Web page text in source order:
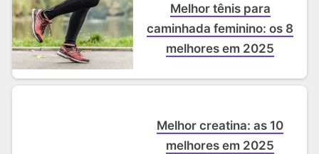
Melhor tênis para
caminhada feminino: os 8
melhores em 2025
Melhor creatina: as 10
melhores em 2025